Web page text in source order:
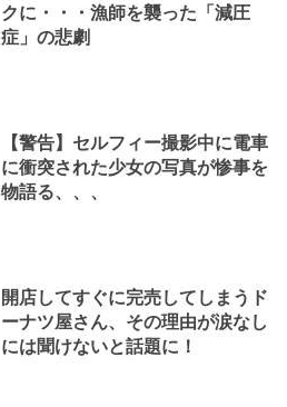
クに・・・漁師を襲った「減圧
症」の悲劇
【警告】セルフィー撮影中に電車
に衝突された少女の写真が惨事を
物語る、、、
開店してすぐに完売してしまうド
ーナツ屋さん、その理由が涙なし
には聞けないと話題に！